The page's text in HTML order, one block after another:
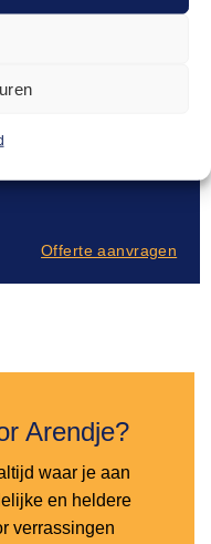
Offerte aanvragen
Arendje?
waar je aan
en heldere
verrassingen